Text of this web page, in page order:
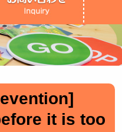
it is too